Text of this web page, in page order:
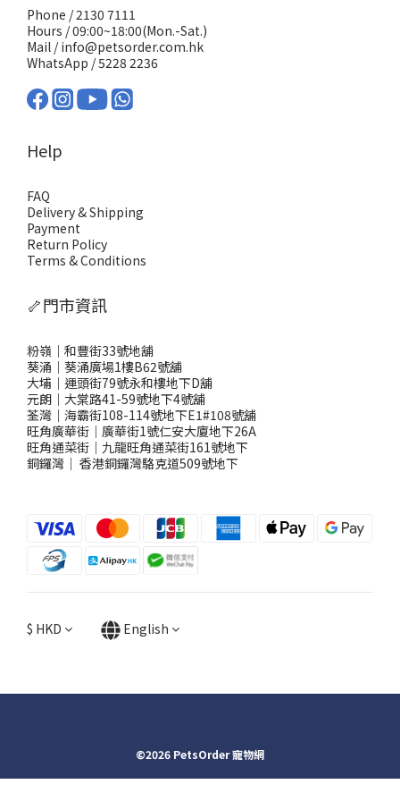
Phone / 2130 7111
Hours / 09:00~18:00(Mon.-Sat.)
Mail / info@petsorder.com.hk
WhatsApp /5228 2236
Help
FAQ
Delivery & Shipping
Payment
Return Policy
Terms & Conditions
🦴門市資訊
粉嶺｜和豐街33號地舖
葵涌｜葵涌廣場1樓B62號舖
大埔｜運頭街79號永和樓地下D舖
元朗｜大棠路41-59號地下4號舖
荃灣｜海霸街108-114號地下E1#108號舖
旺角廣華街｜廣華街1號仁安大廈地下26A
旺角通菜街｜九龍旺角通菜街161號地下
銅鑼灣 ｜ 香港銅鑼灣駱克道509號地下
$ HKD English
©2026 PetsOrder 寵物網